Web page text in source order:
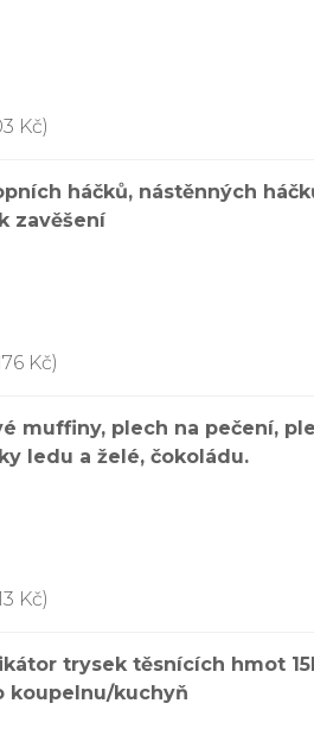
Kč)
háčků, nástěnných
zavěšení
Kč)
muffiny, plech na pečení,
ledu a želé, čokoládu.
Kč)
trysek těsnících hmot
koupelnu/kuchyň